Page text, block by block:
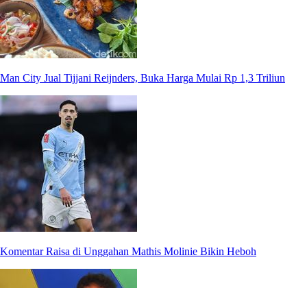
Man City Jual Tijjani Reijnders, Buka Harga Mulai Rp 1,3 Triliun
Komentar Raisa di Unggahan Mathis Molinie Bikin Heboh